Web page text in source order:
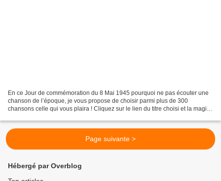
En ce Jour de commémoration du 8 Mai 1945 pourquoi ne pas écouter une
chanson de l’époque, je vous propose de choisir parmi plus de 300
chansons celle qui vous plaira ! Cliquez sur le lien du titre choisi et la magie
Page suivante >
Hébergé par Overblog